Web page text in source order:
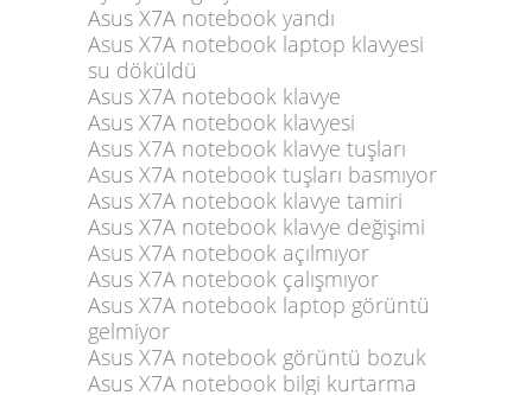
Asus X7A notebook yandı
Asus X7A notebook laptop klavyesi
su döküldü
Asus X7A notebook klavye
Asus X7A notebook klavyesi
Asus X7A notebook klavye tuşları
Asus X7A notebook tuşları basmıyor
Asus X7A notebook klavye tamiri
Asus X7A notebook klavye değişimi
Asus X7A notebook açılmıyor
Asus X7A notebook çalışmıyor
Asus X7A notebook laptop görüntü
gelmiyor
Asus X7A notebook görüntü bozuk
Asus X7A notebook bilgi kurtarma